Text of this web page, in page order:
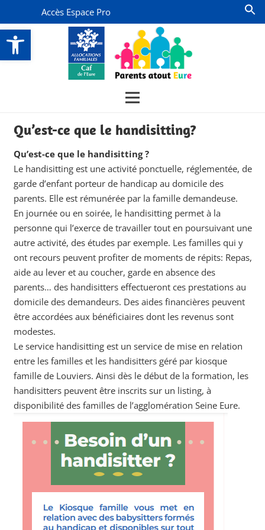
Ouvrir la barre d’outils
Accès Espace Pro
Qu’est-ce que le handisitting?
Qu’est-ce que le handisitting ?
Le handisitting est une activité ponctuelle, réglementée, de
garde d’enfant porteur de handicap au domicile des
parents. Elle est rémunérée par la famille demandeuse.
En journée ou en soirée, le handisitting permet à la
personne qui l’exerce de travailler tout en poursuivant une
autre activité, des études par exemple. Les familles qui y
ont recours peuvent profiter de moments de répits: Repas,
aide au lever et au coucher, garde en absence des
parents… des handisitters effectueront ces prestations au
domicile des demandeurs. Des aides financières peuvent
être accordées aux bénéficiaires dont les revenus sont
modestes.
Le service handisitting est un service de mise en relation
entre les familles et les handisitters géré par kiosque
famille de Louviers. Ainsi dès le début de la formation, les
handisitters peuvent être inscrits sur un listing, à
disponibilité des familles de l’agglomération Seine Eure.